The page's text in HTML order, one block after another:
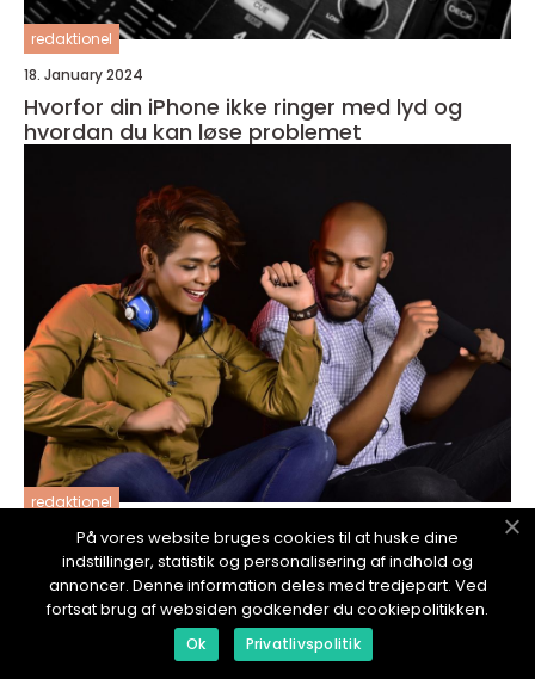
redaktionel
18. January 2024
Hvorfor din iPhone ikke ringer med lyd og
hvordan du kan løse problemet
redaktionel
17. January 2024
Små Høyttalere Med Stor Lyd: En Overordnet
Oversikt
På vores website bruges cookies til at huske dine
indstillinger, statistik og personalisering af indhold og
annoncer. Denne information deles med tredjepart. Ved
fortsat brug af websiden godkender du cookiepolitikken.
Ok Privatlivspolitik